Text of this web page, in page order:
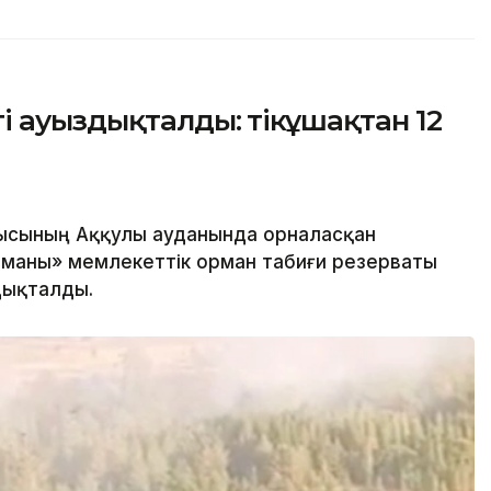
тікұшақтан 12
Аққулы ауданында орналасқан
мемлекеттік орман табиғи резерваты